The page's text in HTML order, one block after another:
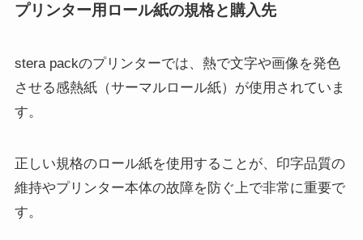
プリンター用ロール紙の規格と購入先
stera packのプリンターでは、熱で文字や画像を発色
させる感熱紙（サーマルロール紙）が使用されていま
す。
正しい規格のロール紙を使用することが、印字品質の
維持やプリンター本体の故障を防ぐ上で非常に重要で
す。